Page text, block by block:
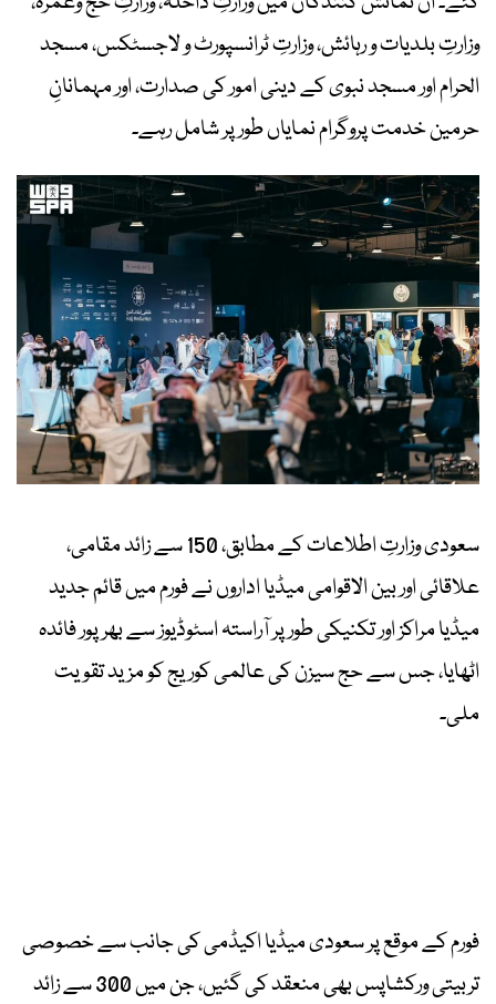
وزارتِ بلدیات و رہائش، وزارتِ ٹرانسپورٹ و لاجسٹکس، مسجد
الحرام اور مسجد نبوی کے دینی امور کی صدارت، اور مہمانانِ
حرمین خدمت پروگرام نمایاں طور پر شامل رہے۔
سعودی وزارتِ اطلاعات کے مطابق، 150 سے زائد مقامی،
علاقائی اور بین الاقوامی میڈیا اداروں نے فورم میں قائم جدید
میڈیا مراکز اور تکنیکی طور پر آراستہ اسٹوڈیوز سے بھرپور فائدہ
اٹھایا، جس سے حج سیزن کی عالمی کوریج کو مزید تقویت
ملی۔
فورم کے موقع پر سعودی میڈیا اکیڈمی کی جانب سے خصوصی
تربیتی ورکشاپس بھی منعقد کی گئیں، جن میں 300 سے زائد